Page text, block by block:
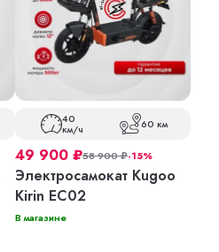
40
км/ч 60 км
49 900 ₽58 900₽-15%
Электросамокат Kugoo
Kirin EC02
В магазине